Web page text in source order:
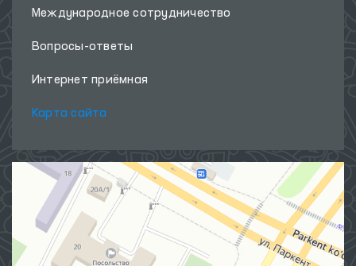
Международное сотрудничество
Вопросы-ответы
Интернет приёмная
Карта сайта